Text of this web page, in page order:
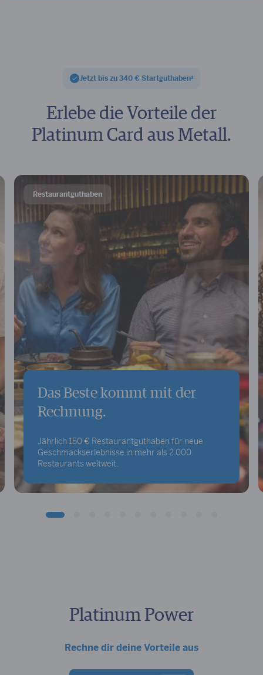
Jetzt bis zu 340 € Startguthaben3
Erlebe die Vorteile der
Platinum Card aus Metall.
Restaurantguthaben
Das Beste kommt mit der
Rechnung.
Jährlich 150 € Restaurantguthaben für neue
Geschmackserlebnisse in mehr als 2.000
Restaurants weltweit.
Platinum Power
Rechne dir deine Vorteile aus